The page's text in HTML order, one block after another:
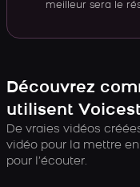
meilleur sera le
Découvrez
utilisent
De vraies vidéos
vidéo pour la mettre
pour l’écouter.